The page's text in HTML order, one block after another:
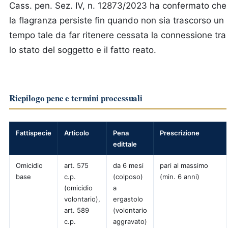
Cass. pen. Sez. IV, n. 12873/2023 ha confermato che
la flagranza persiste fin quando non sia trascorso un
tempo tale da far ritenere cessata la connessione tra
lo stato del soggetto e il fatto reato.
Riepilogo pene e termini processuali
Fattispecie Articolo
Pena
edittale
Prescrizione
Omicidio
base
art. 575
c.p.
(omicidio
volontario),
art. 589
c.p.
da 6 mesi
(colposo)
a
ergastolo
(volontario
aggravato)
pari al massimo
(min. 6 anni)